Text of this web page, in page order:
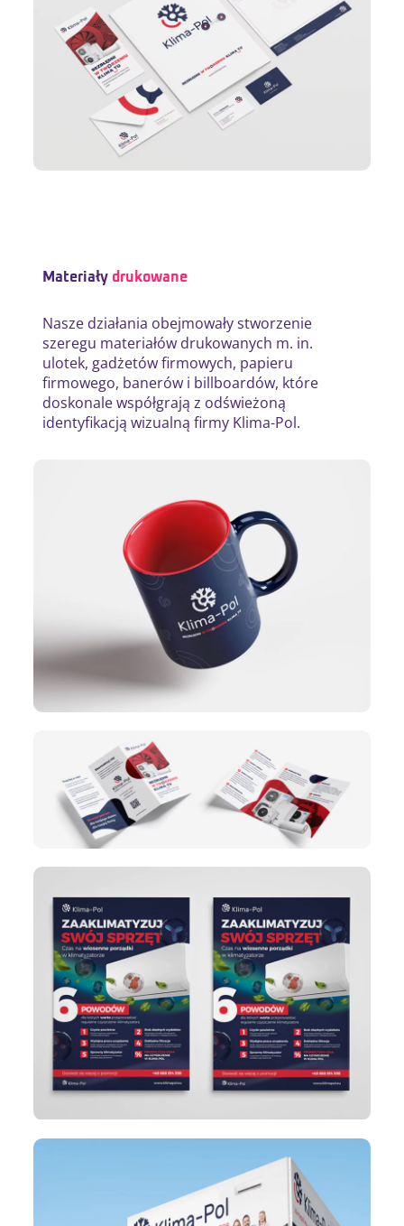
Materiałydrukowane
Nasze działania obejmowały stworzenie
szeregu materiałów drukowanych m. in.
ulotek, gadżetów firmowych, papieru
firmowego, banerów i billboardów, które
doskonale współgrają z odświeżoną
identyfikacją wizualną firmy Klima-Pol.